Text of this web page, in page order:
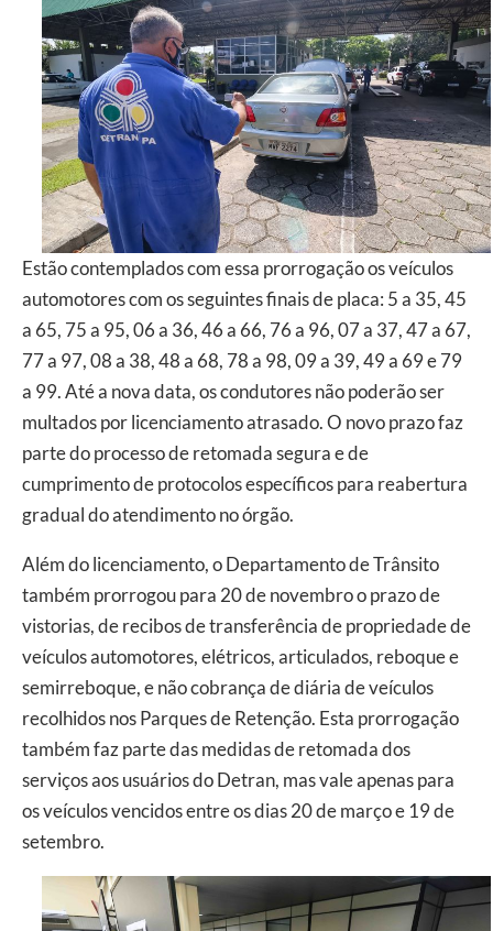
Estão contemplados com essa prorrogação os veículos
automotores com os seguintes finais de placa: 5 a 35, 45
a 65, 75 a 95, 06 a 36, 46 a 66, 76 a 96, 07 a 37, 47 a 67,
77 a 97, 08 a 38, 48 a 68, 78 a 98, 09 a 39, 49 a 69 e 79
a 99. Até a nova data, os condutores não poderão ser
multados por licenciamento atrasado. O novo prazo faz
parte do processo de retomada segura e de
cumprimento de protocolos específicos para reabertura
gradual do atendimento no órgão.
Além do licenciamento, o Departamento de Trânsito
também prorrogou para 20 de novembro o prazo de
vistorias, de recibos de transferência de propriedade de
veículos automotores, elétricos, articulados, reboque e
semirreboque, e não cobrança de diária de veículos
recolhidos nos Parques de Retenção. Esta prorrogação
também faz parte das medidas de retomada dos
serviços aos usuários do Detran, mas vale apenas para
os veículos vencidos entre os dias 20 de março e 19 de
setembro.